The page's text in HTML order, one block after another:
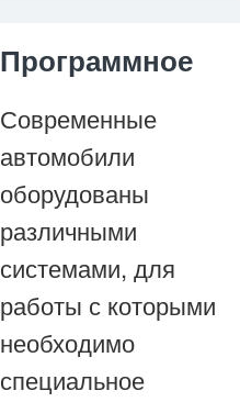
Программное
Современные
автомобили
оборудованы
различными
системами, для
работы с которыми
необходимо
специальное